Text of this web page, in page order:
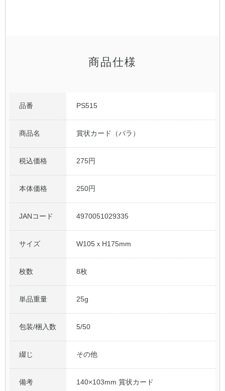
商品仕様
品番 PS515
商品名 賞状カード（バラ）
税込価格 275円
本体価格 250円
JANコード 4970051029335
サイズ W105ｘH175mm
枚数 8枚
単品重量 25g
包装/梱入数 5/50
綴じ その他
備考 140×103mm 賞状カード